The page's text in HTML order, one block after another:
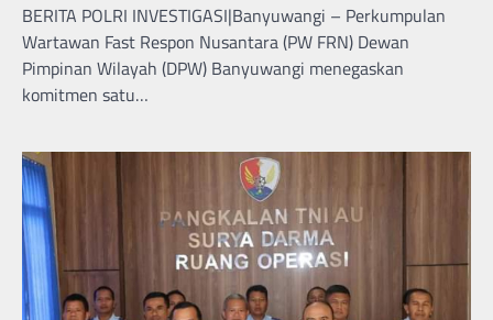
BERITA POLRI INVESTIGASI|Banyuwangi – Perkumpulan
Wartawan Fast Respon Nusantara (PW FRN) Dewan
Pimpinan Wilayah (DPW) Banyuwangi menegaskan
komitmen satu…